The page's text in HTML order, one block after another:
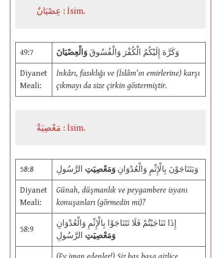
عِصْيَانٌ : İsim.
49:7 وَكَرَّهَ إِلَيْكُمُ الْكُفْرَ وَالْفُسُوقَ وَالْعِصْيَانَ
Diyanet
Meali:
İnkârı, fasıklığı ve (İslâm’ın emirlerine) karşı
çıkmayı da size çirkin göstermiştir.
مَعْصِيَةٌ : İsim.
58:8 وَيَتَنَاجَوْنَ بِالْإِثْمِ وَالْعُدْوَانِ وَمَعْصِيَتِ الرَّسُولِ
Diyanet
Meali:
Günah, düşmanlık ve peygambere isyanı
konuşanları (görmedin mi)?
58:9
إِذَا تَنَاجَيْتُمْ فَلَا تَتَنَاجَوْا بِالْإِثْمِ وَالْعُدْوَانِ
وَمَعْصِيَتِ الرَّسُولِ